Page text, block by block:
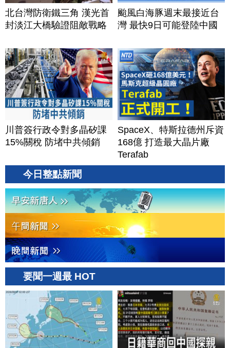
北台灣防衛鐵三角 漢光首
封淡江大橋驗證阻敵戰略
颱風白海豚週末最接近台
灣 最快9日可能登陸中國
川普簽行政令對多晶矽課
15%關稅 防堵中共傾銷
SpaceX、特斯拉德州斥資
168億 打造最大晶片廠
Terafab
今日整點新聞
要聞一週最 HOT